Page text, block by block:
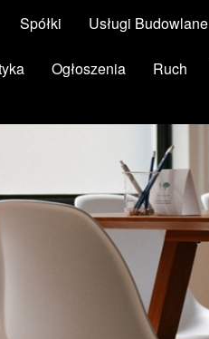
Spółki Usługi Budowlane
Ogłoszenia Ruch